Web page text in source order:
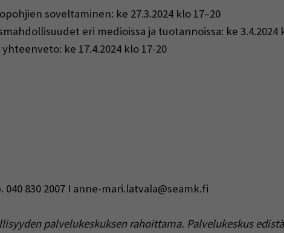
soveltaminen: ke 27.3.2024 klo 17–20
eri medioissa ja tuotannoissa: ke 3.4.2024
ke 17.4.2024 klo 17-20
830 2007 I anne-mari.latvala@seamk.fi
palvelukeskuksen rahoittama. Palvelukeskus